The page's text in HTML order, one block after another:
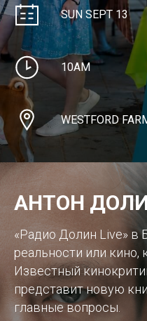
SUN SEPT 13
10AM
WESTFORD
АНТОН
«Радио Долин Live» в
реальности или кино,
Известный
представит новую
главные вопросы.